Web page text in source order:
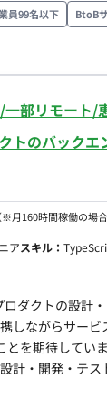
して設計〜実
AWSサーバレ
ド/インフラを
、Node.js/
、ベク
設計・実装（
CI/CD構築 ・
技術課題/リス
Engineerの開発
TypeScript,
Lambda,
員99名以下 BtoB
部リモート/
トのバックエ
※月160時間稼働の場合
アスキル：
ダクトの設計
しながらサー
しています。 ■担当工
計・開発・テス